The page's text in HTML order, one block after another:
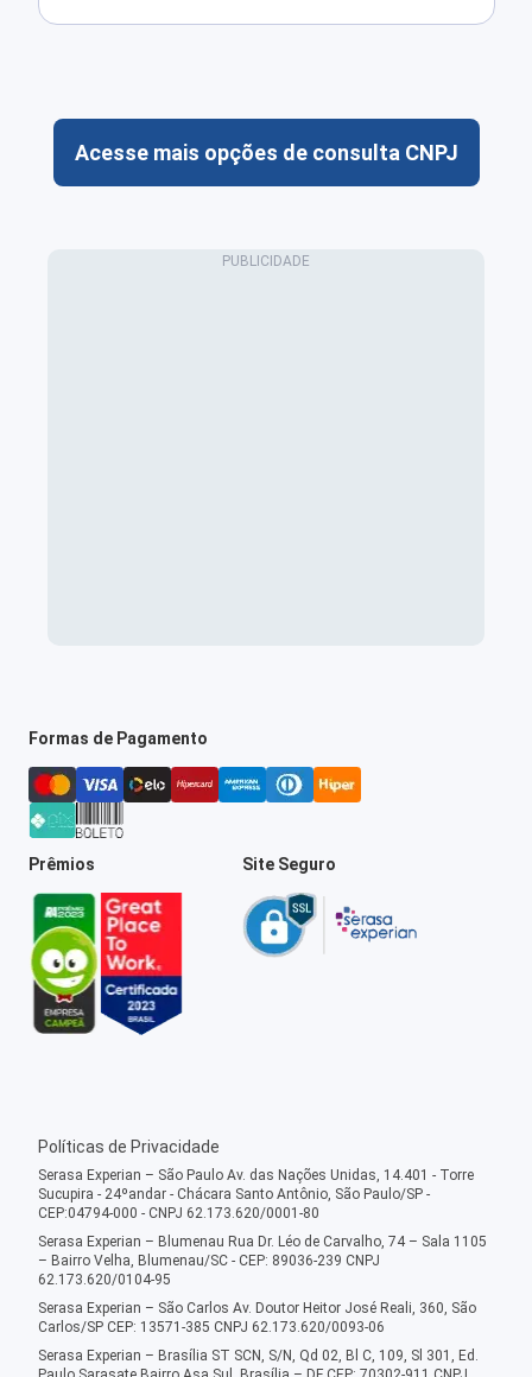
Acesse mais opções de consulta CNPJ
Formas de Pagamento
Prêmios Site Seguro
Políticas de Privacidade
Serasa Experian – São Paulo Av. das Nações Unidas, 14.401 - Torre
Sucupira - 24ºandar - Chácara Santo Antônio, São Paulo/SP -
CEP:04794-000 - CNPJ 62.173.620/0001-80
Serasa Experian – Blumenau Rua Dr. Léo de Carvalho, 74 – Sala 1105
– Bairro Velha, Blumenau/SC - CEP: 89036-239 CNPJ
62.173.620/0104-95
Serasa Experian – São Carlos Av. Doutor Heitor José Reali, 360, São
Carlos/SP CEP: 13571-385 CNPJ 62.173.620/0093-06
Serasa Experian – Brasília ST SCN, S/N, Qd 02, Bl C, 109, Sl 301, Ed.